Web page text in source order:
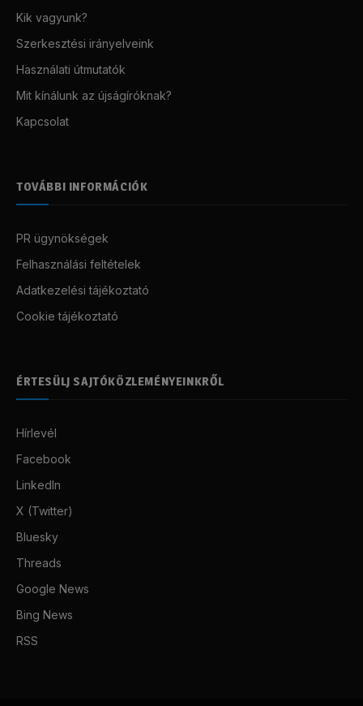
Kik vagyunk?
Szerkesztési irányelveink
Használati útmutatók
Mit kínálunk az újságíróknak?
Kapcsolat
TOVÁBBI INFORMÁCIÓK
PR ügynökségek
Felhasználási feltételek
Adatkezelési tájékoztató
Cookie tájékoztató
ÉRTESÜLJ SAJTÓKÖZLEMÉNYEINKRŐL
Hírlevél
Facebook
LinkedIn
X (Twitter)
Bluesky
Threads
Google News
Bing News
RSS